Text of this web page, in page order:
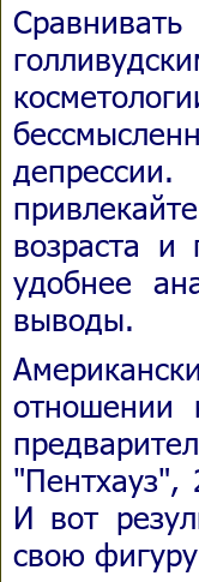
возраста
удобнее
выводы.
отношении
"Пентхауз",
И вот
свою